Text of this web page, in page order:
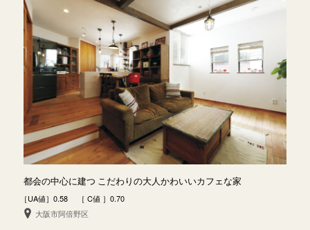
都会の中心に建つ こだわりの大人かわいいカフェな家
［UA値］0.58 ［ C値 ］0.70
大阪市阿倍野区